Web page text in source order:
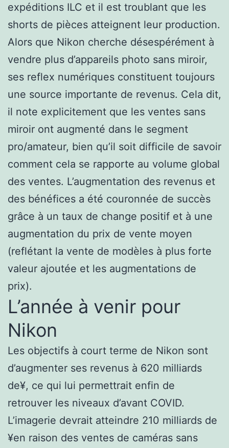
expéditions ILC et il est troublant que les
shorts de pièces atteignent leur production.
Alors que Nikon cherche désespérément à
vendre plus d’appareils photo sans miroir,
ses reflex numériques constituent toujours
une source importante de revenus. Cela dit,
il note explicitement que les ventes sans
miroir ont augmenté dans le segment
pro/amateur, bien qu’il soit difficile de savoir
comment cela se rapporte au volume global
des ventes. L’augmentation des revenus et
des bénéfices a été couronnée de succès
grâce à un taux de change positif et à une
augmentation du prix de vente moyen
(reflétant la vente de modèles à plus forte
valeur ajoutée et les augmentations de
prix).
L’année à venir pour
Nikon
Les objectifs à court terme de Nikon sont
d’augmenter ses revenus à 620 milliards
de¥, ce qui lui permettrait enfin de
retrouver les niveaux d’avant COVID.
L’imagerie devrait atteindre 210 milliards de
¥en raison des ventes de caméras sans